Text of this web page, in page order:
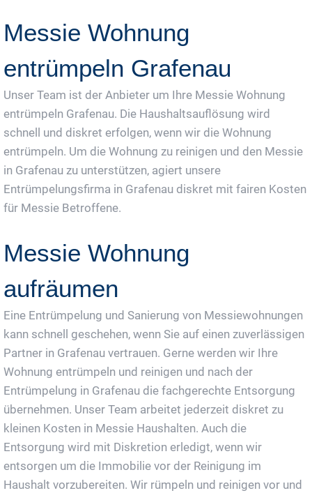
Messie Wohnung
entrümpeln Grafenau
Unser Team ist der Anbieter um Ihre Messie Wohnung
entrümpeln Grafenau. Die Haushaltsauflösung wird
schnell und diskret erfolgen, wenn wir die Wohnung
entrümpeln. Um die Wohnung zu reinigen und den Messie
in Grafenau zu unterstützen, agiert unsere
Entrümpelungsfirma in Grafenau diskret mit fairen Kosten
für Messie Betroffene.
Messie Wohnung
aufräumen
Eine Entrümpelung und Sanierung von Messiewohnungen
kann schnell geschehen, wenn Sie auf einen zuverlässigen
Partner in Grafenau vertrauen. Gerne werden wir Ihre
Wohnung entrümpeln und reinigen und nach der
Entrümpelung in Grafenau die fachgerechte Entsorgung
übernehmen. Unser Team arbeitet jederzeit diskret zu
kleinen Kosten in Messie Haushalten. Auch die
Entsorgung wird mit Diskretion erledigt, wenn wir
entsorgen um die Immobilie vor der Reinigung im
Haushalt vorzubereiten. Wir rümpeln und reinigen vor und